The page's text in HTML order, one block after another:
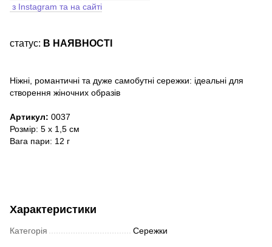
з Instagram та на сайті
статус: В НАЯВНОСТІ
Ніжні, романтичні та дуже самобутні сережки: ідеальні для
створення жіночних образів
Артикул: 0037
Розмір: 5 х 1,5 см
Вага пари: 12 г
Характеристики
Категорія Сережки